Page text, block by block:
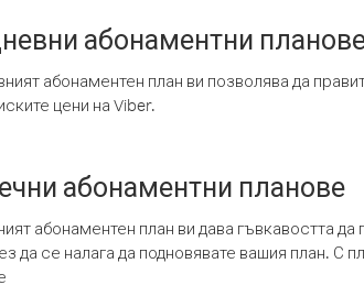
абонаментни
абонаментен план ви позволява да
цени на Viber.
абонаментни планове
абонаментен план ви дава гъвкавостта
да се налага да подновявате вашия план.